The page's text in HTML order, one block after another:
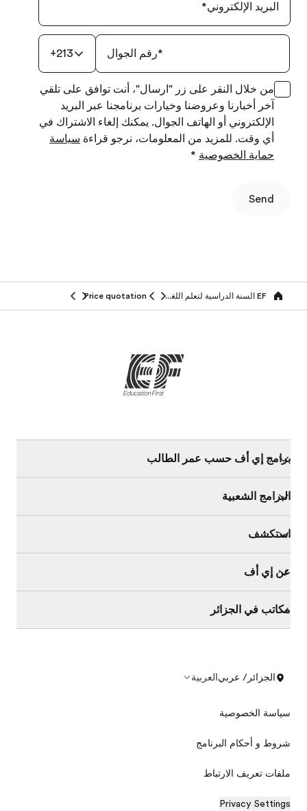
البريد الإلكتروني*
+213 رقم الجوال*
من خلال النقر على زر "ارسال"، أنت توافق على تلقي
آخر أخبارنا وعروضنا وخيارات برنامجنا عبر البريد
الإلكتروني أو الهاتف الجوال. يمكنك إلغاء الاشتراك في
أي وقت. للمزيد من المعلومات، نرجو قراءة سياسة
حماية الخصوصية *
Send
Home EF السنة الدراسية لتعلم اللغة في الخارج Price quotation
برامج إي أف حسب عمر الطالب
البرامج الشعبية
استكشف
عن إي أف
مكاتب في الجزائر
الجزائر/ عربيالعربية
سياسة الخصوصية
شروط و أحكام البرنامج
ملفات تعريف الارتباط
Privacy Settings